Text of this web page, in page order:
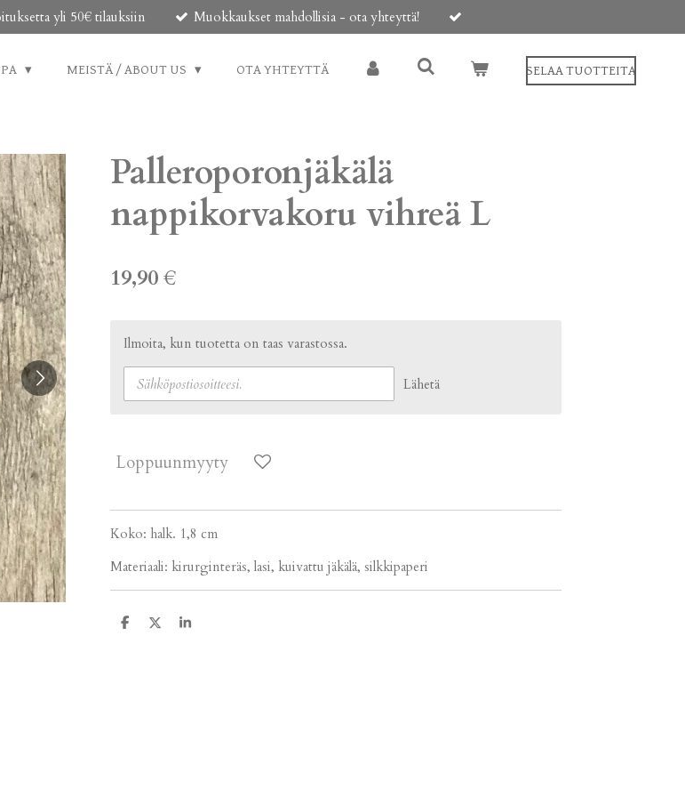
yli 50€ tilauksiin Muokkaukset mahdollisia - ota yhteyttä!
MEISTÄ / ABOUT US OTA YHTEYTTÄ SELAA TUOTTEITA
Palleroporonjäkälä
nappikorvakoru vihreä L
19,90 €
Ilmoita, kun tuotetta on taas varastossa.
Lähetä
Loppuunmyyty
Koko: halk. 1,8 cm
Materiaali: kirurginteräs, lasi, kuivattu jäkälä, silkkipaperi
J
J
J